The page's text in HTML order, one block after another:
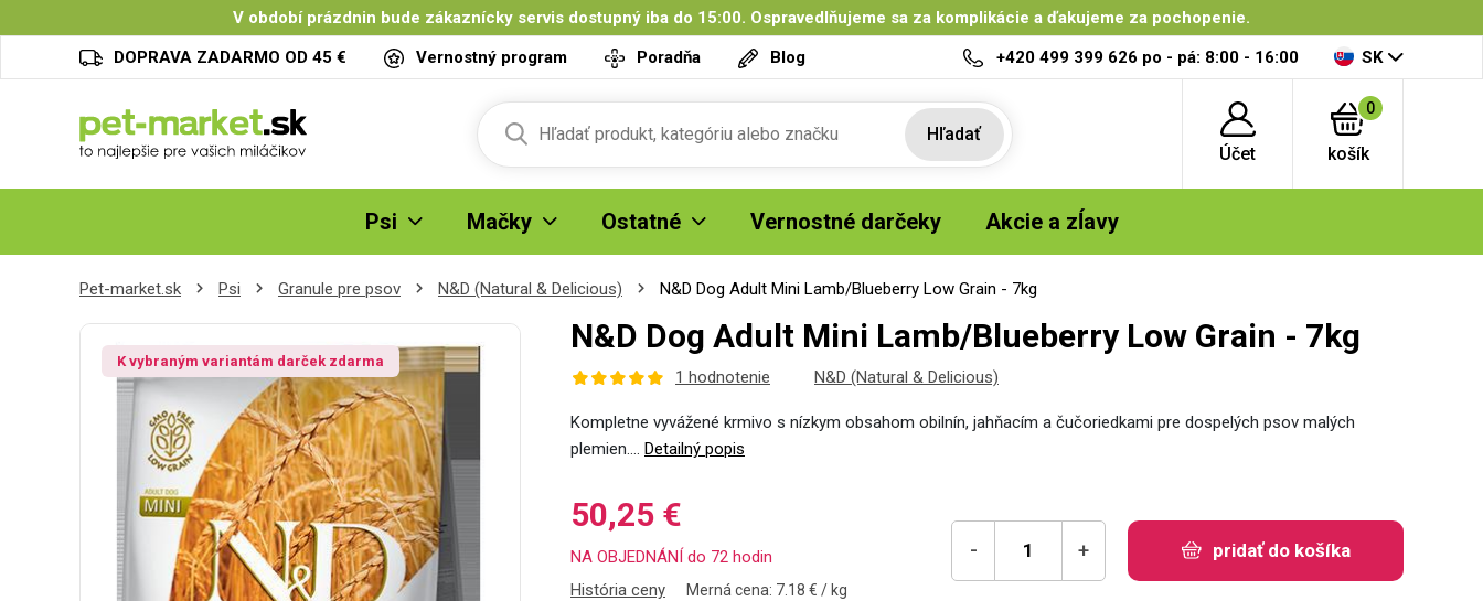
V období prázdnin bude zákaznícky servis dostupný iba do 15:00. Ospravedlňujeme sa za komplikácie a ďakujeme za pochopenie.
DOPRAVA ZADARMO OD 45 €
Vernostný program Poradňa Blog +420 499 399 626 po - pá: 8:00 - 16:00 SK
Hľadať
Účet
0
košík
Psi Mačky Ostatné Vernostné darčeky Akcie a zĺavy
Pet-market.sk Psi Granule pre psov N&D (Natural & Delicious) N&D Dog Adult Mini Lamb/Blueberry Low Grain - 7kg
N&D Dog Adult Mini Lamb/Blueberry Low Grain - 7kg
K vybraným variantám darček zdarma
1 hodnotenie N&D (Natural & Delicious)
Kompletne vyvážené krmivo s nízkym obsahom obilnín, jahňacím a čučoriedkami pre dospelých psov malých
plemien.… Detailný popis
50,25 €
NA OBJEDNÁNÍ do 72 hodin
História ceny
Merná cena: 7.18 € / kg
- + pridať do košíka